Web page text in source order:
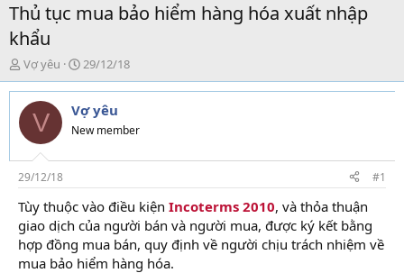
Thủ tục mua bảo hiểm hàng hóa xuất nhập
khẩu
T
h
r
e
d
s
t
a
r
t
e
r
Vợ yêu
N
g
à
y
g
i
29/12/18
V Vợ yêu
New member
29/12/18 #1
Tùy thuộc vào điều kiện Incoterms 2010, và thỏa thuận
giao dịch của người bán và người mua, được ký kết bằng
hợp đồng mua bán, quy định về người chịu trách nhiệm về
mua bảo hiểm hàng hóa.